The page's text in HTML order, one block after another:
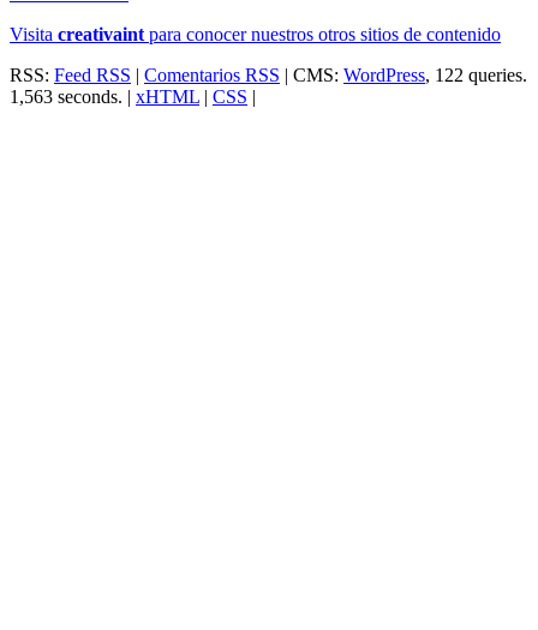
Visita creativaint para conocer nuestros otros sitios de contenido
RSS: Feed RSS | Comentarios RSS | CMS: WordPress, 122 queries.
1,563 seconds. | xHTML | CSS |